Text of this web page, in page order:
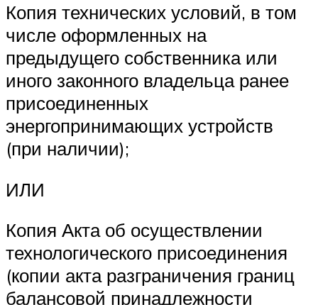
Копия технических условий, в том
числе оформленных на
предыдущего собственника или
иного законного владельца ранее
присоединенных
энергопринимающих устройств
(при наличии);
ИЛИ
Копия Акта об осуществлении
технологического присоединения
(копии акта разграничения границ
балансовой принадлежности